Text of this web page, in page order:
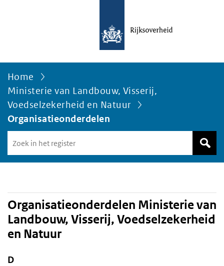
Home
Ministerie van Landbouw, Visserij,
Voedselzekerheid en Natuur
Organisatieonderdelen
in
het
Avgregisterrijksoverheid.nl
Organisatieonderdelen Ministerie van
Landbouw, Visserij, Voedselzekerheid
en Natuur
D